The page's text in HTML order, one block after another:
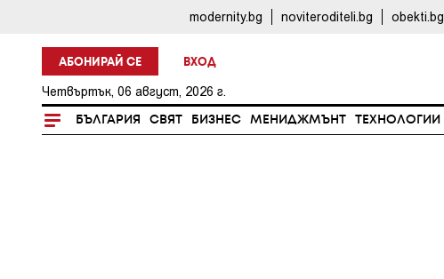
modernity.bg noviteroditeli.bg obekti.bg
АБОНИРАЙ СЕ ВХОД
Четвъртък, 06 август, 2026 г.
БЪЛГАРИЯ СВЯТ БИЗНЕС МЕНИДЖМЪНТ ТЕХНОЛОГИИ